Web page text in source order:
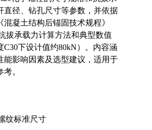
直径、钻孔尺寸等参数，并依据
凝土结构后锚固技术规程》
拔承载力计算方法和典型数值
C30下设计值约80kN）。内容涵
能影响因素及选型建议，适用于
。
纹标准尺寸